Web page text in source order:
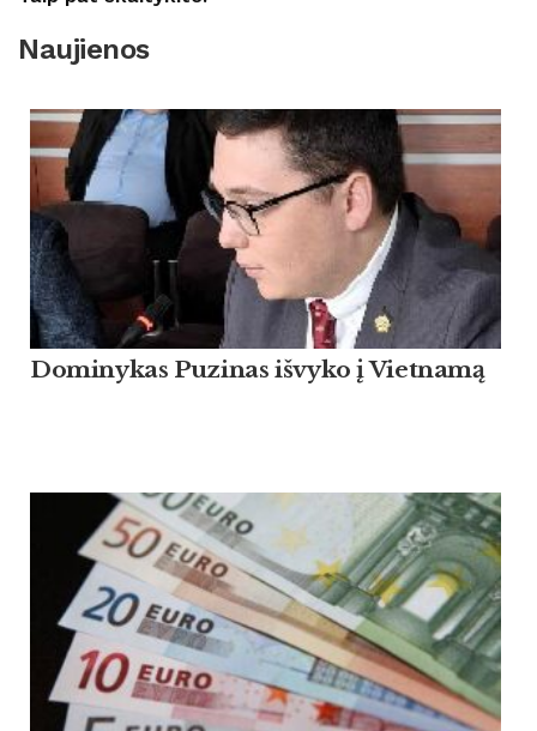
Naujienos
Dominykas Puzinas išvyko į Vietnamą